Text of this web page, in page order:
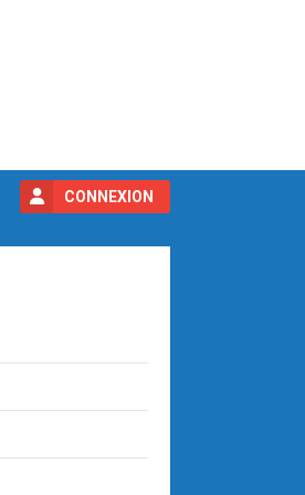
CONNEXION